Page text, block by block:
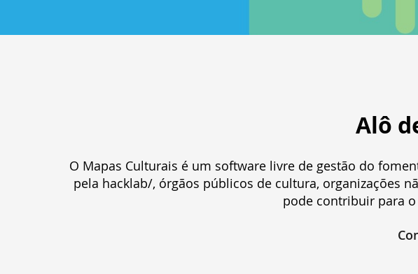
Alô
O Mapas Culturais é um software livre de gestão do
pela hacklab/, órgãos públicos de cultura, organizações
pode contribuir para